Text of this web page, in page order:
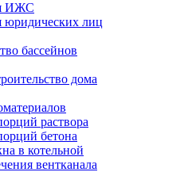
ИЖС
лиц
бассейнов
дома
раствора
бетона
в котельной
вентканала